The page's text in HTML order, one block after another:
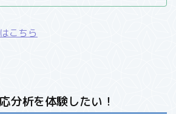
こちら
分析を体験したい！